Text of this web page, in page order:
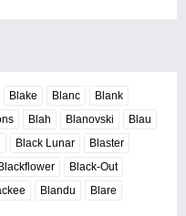
Blake Blanc
Blank
Blah Blanovski
Blau
Black Lunar
Blaster
Blackflower
Black-Out
Blandu
Blare